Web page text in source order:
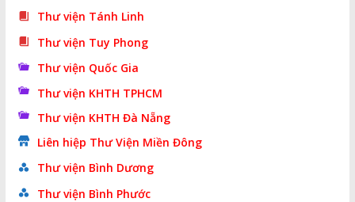
Thư viện Tánh Linh
Thư viện Tuy Phong
Thư viện Quốc Gia
Thư viện KHTH TPHCM
Thư viện KHTH Đà Nẵng
Liên hiệp Thư Viện Miền Đông
Thư viện Bình Dương
Thư viện Bình Phước